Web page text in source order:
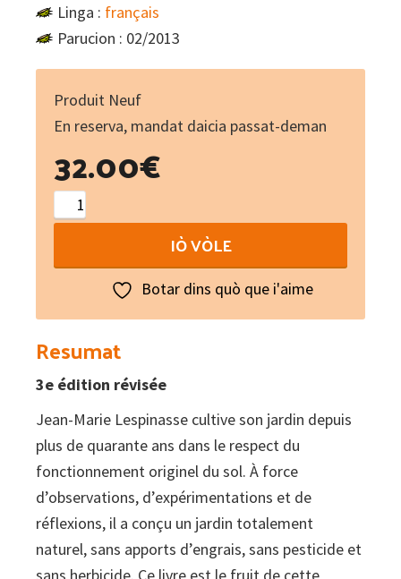
Linga : français
Parucion : 02/2013
Produit Neuf
En reserva, mandat daicia passat-deman
32.00€
jardin
IÒ VÒLE
Botar dins quò que i'aime
Resumat
3e édition révisée
Jean-Marie Lespinasse cultive son jardin depuis
plus de quarante ans dans le respect du
fonctionnement originel du sol. À force
d’observations, d’expérimentations et de
réflexions, il a conçu un jardin totalement
naturel, sans apports d’engrais, sans pesticide et
sans herbicide. Ce livre est le fruit de cette